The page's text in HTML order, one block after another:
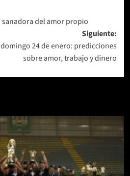
del amor propio
Siguiente:
24 de enero: predicciones
sobre amor, trabajo y dinero